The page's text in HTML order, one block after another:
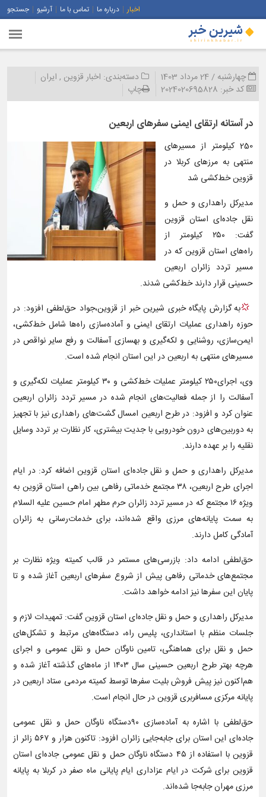
اخبار درباره ما تماس با ما آرشیو جستجو
چهارشنبه / 24 مرداد 1403 دسته‌بندی: اخبار قزوین , ایران
کد خبر: 2024020695828 چاپ
در آستانه ارتقای ایمنی سفرهای اربعین
250 کیلومتر از مسیرهای
منتهی به مرزهای کربلا در
قزوین خط‌کشی شد
مدیرکل راهداری و حمل و
نقل جاده‌ای استان قزوین
گفت: ۲۵۰ کیلومتر از
راه‌های استان قزوین که در
مسیر تردد زائران اربعین
حسینی قرار دارند خط‌کشی شدند.
به گزارش پایگاه خبری شیرین خبر از قزوین،جواد حق‌لطفی افزود: در
حوزه راهداری عملیات ارتقای ایمنی و آماده‌سازی راه‌ها شامل خط‌کشی،
ایمن‌سازی، روشنایی و لکه‌گیری و بهسازی آسفالت و رفع سایر نواقص در
مسیرهای منتهی به اربعین در این استان انجام شده است.
وی، اجرای۲۵۰ کیلومتر عملیات خط‌کشی و ۳۰ کیلومتر عملیات لکه‌گیری و
آسفالت را از جمله فعالیت‌های انجام شده در مسیر تردد زائران اربعین
عنوان کرد و افزود: در طرح اربعین امسال گشت‌های راهداری نیز با تجهیز
به دوربین‌های درون خودرویی با جدیت بیشتری، کار نظارت بر تردد وسایل
نقلیه را بر عهده دارند.
مدیرکل راهداری و حمل و نقل جاده‌ای استان قزوین اضافه کرد: در ایام
اجرای طرح اربعین، ۳۸ مجتمع خدماتی رفاهی بین راهی استان قزوین به
ویژه ۱۶ مجتمع که در مسیر تردد زائران حرم مطهر امام حسین علیه السلام
به سمت پایانه‌های مرزی واقع شده‌اند، برای خدمات‌رسانی به زائران
آمادگی کامل دارند.
حق‌لطفی ادامه داد: بازرسی‌های مستمر در قالب کمیته ویژه نظارت بر
مجتمع‌های خدماتی رفاهی پیش از شروع سفرهای اربعین آغاز شده و تا
پایان این سفرها نیز ادامه خواهد داشت.
مدیرکل راهداری و حمل و نقل جاده‌ای استان قزوین گفت: تمهیدات لازم و
جلسات منظم با استانداری، پلیس راه، دستگاه‌های مرتبط و تشکل‌های
حمل و نقل برای هماهنگی، تامین ناوگان حمل و نقل عمومی و اجرای
هرچه بهتر طرح اربعین حسینی سال ۱۴۰۳ از ماه‌های گذشته آغاز شده و
هم‌اکنون نیز پیش فروش بلیت سفرها توسط کمیته مردمی ستاد اربعین در
پایانه مرکزی مسافربری قزوین در حال انجام است.
حق‌لطفی با اشاره به آماده‌سازی ۹۰دستگاه ناوگان حمل و نقل عمومی
جاده‌ای این استان برای جابه‌جایی زائران افزود: تاکنون هزار و ۵۶۷ زائر از
قزوین با استفاده از ۴۵ دستگاه ناوگان حمل و نقل عمومی جاده‌ای استان
قزوین برای شرکت در ایام عزاداری ایام پایانی ماه صفر در کربلا به پایانه
مرزی مهران جابه‌جا شده‌اند.